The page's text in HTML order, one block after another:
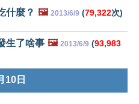
什麼？ 🖼️ 2013/6/9 (79,322次)
生了啥事 🖼️ 2013/6/9 (93,983
10日